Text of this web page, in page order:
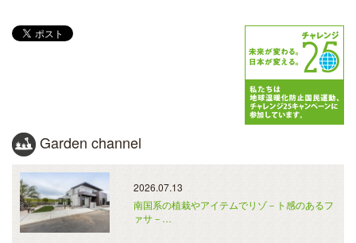
Garden channel
2026.07.13
南国系の植栽やアイテムでリゾ－ト感のあるフ
ァサ－…